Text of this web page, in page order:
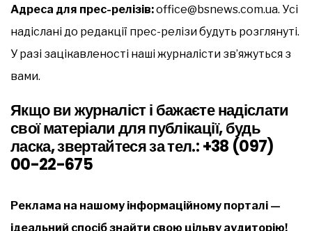
Адреса для прес-релізів:office@bsnews.com.ua. Усі
надіслані до редакції прес-релізи будуть розглянуті.
У разі зацікавленості наші журналісти зв’яжуться з
вами.
Якщо ви журналіст і бажаєте надіслати
свої матеріали для публікації, будь
ласка, звертайтеся за тел.: +38 (097)
00-22-675
Реклама на нашому інформаційному порталі —
ідеальний спосіб знайти свою цільву аудиторію!